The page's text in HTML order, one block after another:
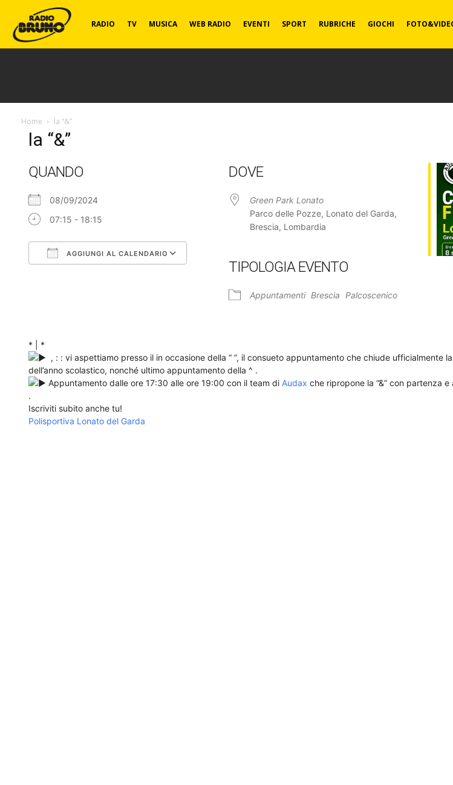
Radio
RADIO TV MUSICA WEB RADIO EVENTI SPORT RUBRICHE GIOCHI
Home la “&”
la “&”
QUANDO
08/09/2024
07:15 - 18:15
AGGIUNGI AL CALENDARIO
DOVE
Green Park Lonato
Parco delle Pozze, Lonato del Garda,
Brescia, Lombardia
TIPOLOGIA EVENTO
Appuntamenti Brescia Palcoscenico
* | *
, : : vi aspettiamo presso il in occasione della “ ”, il consueto appuntamento che chiude ufficialmente
dell’anno scolastico, nonché ultimo appuntamento della ^ .
Appuntamento dalle ore 17:30 alle ore 19:00 con il team di Audax che ripropone la “&” con partenza
.
Iscriviti subito anche tu!
Polisportiva Lonato del Garda